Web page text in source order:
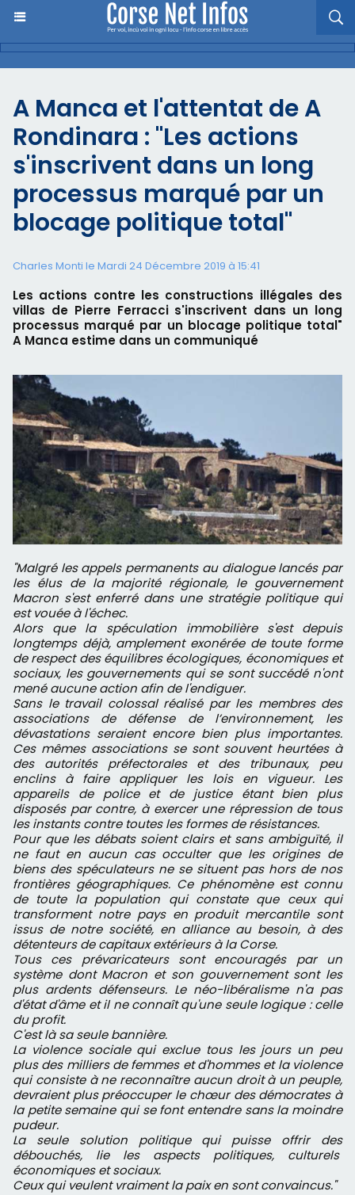
A Manca et l'attentat de A
Rondinara : "Les actions
s'inscrivent dans un long
processus marqué par un
blocage politique total"
Charles Monti le Mardi 24 Décembre 2019 à 15:41
​Les actions contre les constructions illégales des
villas de Pierre Ferracci s'inscrivent dans un long
processus marqué par un blocage politique total"
A Manca estime dans un communiqué
"Malgré les appels permanents au dialogue lancés par
les élus de la majorité régionale, le gouvernement
Macron s'est enferré dans une stratégie politique qui
est vouée à l'échec.
Alors que la spéculation immobilière s'est depuis
longtemps déjà, amplement exonérée de toute forme
de respect des équilibres écologiques, économiques et
sociaux, les gouvernements qui se sont succédé n'ont
mené aucune action afin de l'endiguer.
Sans le travail colossal réalisé par les membres des
associations de défense de l’environnement, les
dévastations seraient encore bien plus importantes.
Ces mêmes associations se sont souvent heurtées à
des autorités préfectorales et des tribunaux, peu
enclins à faire appliquer les lois en vigueur. Les
appareils de police et de justice étant bien plus
disposés par contre, à exercer une répression de tous
les instants contre toutes les formes de résistances.
Pour que les débats soient clairs et sans ambiguïté, il
ne faut en aucun cas occulter que les origines de
biens des spéculateurs ne se situent pas hors de nos
frontières géographiques. Ce phénomène est connu
de toute la population qui constate que ceux qui
transforment notre pays en produit mercantile sont
issus de notre société, en alliance au besoin, à des
détenteurs de capitaux extérieurs à la Corse.
Tous ces prévaricateurs sont encouragés par un
système dont Macron et son gouvernement sont les
plus ardents défenseurs. Le néo-libéralisme n'a pas
d'état d'âme et il ne connaît qu'une seule logique : celle
du profit.
C'est là sa seule bannière.
La violence sociale qui exclue tous les jours un peu
plus des milliers de femmes et d'hommes et la violence
qui consiste à ne reconnaître aucun droit à un peuple,
devraient plus préoccuper le chœur des démocrates à
la petite semaine qui se font entendre sans la moindre
pudeur.
La seule solution politique qui puisse offrir des
débouchés, lie les aspects politiques, culturels
économiques et sociaux.
Ceux qui veulent vraiment la paix en sont convaincus."